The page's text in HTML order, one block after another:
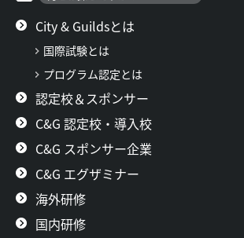
City & Guildsとは
国際試験とは
プログラム認定とは
認定校＆スポンサー
C&G 認定校・導入校
C&G スポンサー企業
C&G エグザミナー
海外研修
国内研修